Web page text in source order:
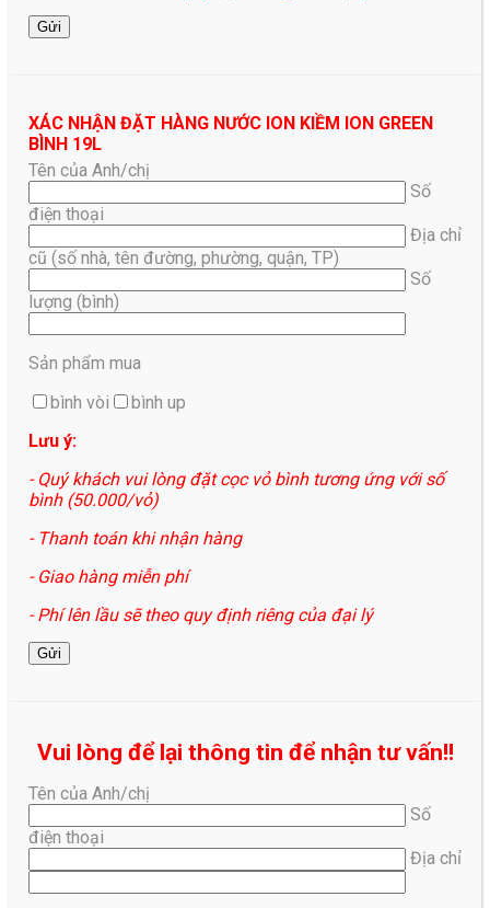
XÁC NHẬN ĐẶT HÀNG NƯỚC ION KIỀM ION GREEN
BÌNH 19L
Tên của Anh/chị
Số
điện thoại
Địa chỉ
cũ (số nhà, tên đường, phường, quận, TP)
Số
lượng (bình)
Sản phẩm mua
bình vòi
bình up
Lưu ý:
- Quý khách vui lòng đặt cọc vỏ bình tương ứng với số
bình (50.000/vỏ)
- Thanh toán khi nhận hàng
- Giao hàng miễn phí
- Phí lên lầu sẽ theo quy định riêng của đại lý
Vui lòng để lại thông tin để nhận tư vấn!!
Tên của Anh/chị
Số
điện thoại
Địa chỉ